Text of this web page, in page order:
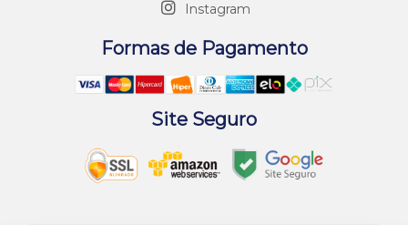
Instagram
Formas de Pagamento
Site Seguro